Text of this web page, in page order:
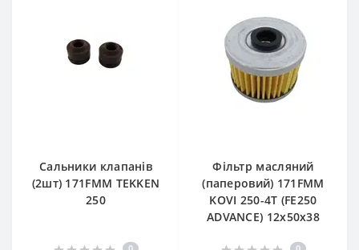
Сальники клапанів
(2шт) 171FMM TEKKEN
250
Фільтр масляний
(паперовий) 171FMM
KOVI 250-4T (FE250
ADVANCE) 12х50х38